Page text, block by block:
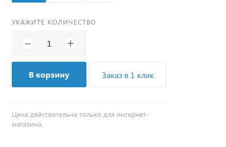
УКАЖИТЕ КОЛИЧЕСТВО
− +
В корзину Заказ в 1 клик
Цена действительна только для интернет-
магазина.